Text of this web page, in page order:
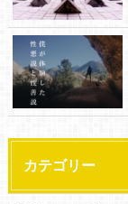
カテゴリー